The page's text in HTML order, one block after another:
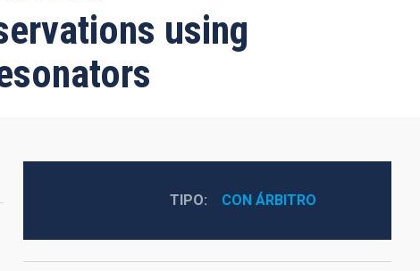
using
TIPO CON ÁRBITRO